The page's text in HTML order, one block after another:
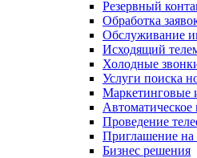
Резервный
Обработка
Обслуживание
Исходящий
Холодные
Услуги поиска
Маркетинговые
Проведение
Приглашение на
Бизнес решения